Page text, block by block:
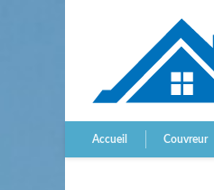
Accueil Couvreur